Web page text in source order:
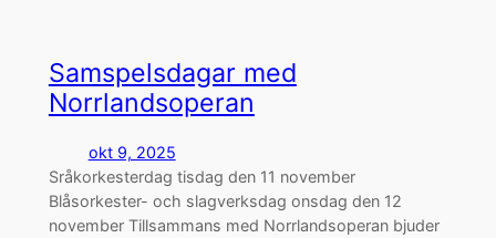
Samspelsdagar med
Norrlandsoperan
okt 9, 2025
Sråkorkesterdag tisdag den 11 november
Blåsorkester- och slagverksdag onsdag den 12
november Tillsammans med Norrlandsoperan bjuder